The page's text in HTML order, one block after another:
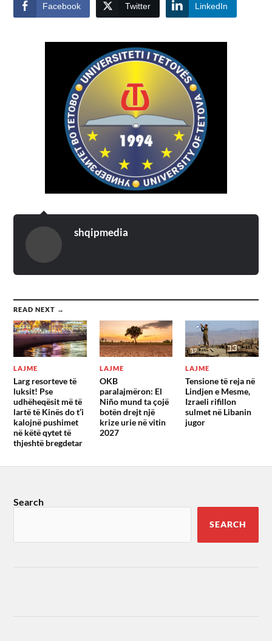
Facebook Twitter LinkedIn
shqipmedia
READ NEXT →
LAJME
Larg resorteve të
luksit! Pse
udhëheqësit më të
lartë të Kinës do t’i
kalojnë pushimet
në këtë qytet të
thjeshtë bregdetar
LAJME
OKB
paralajmëron: El
Niño mund ta çojë
botën drejt një
krize urie në vitin
2027
LAJME
Tensione të reja në
Lindjen e Mesme,
Izraeli rifillon
sulmet në Libanin
jugor
Search
SEARCH